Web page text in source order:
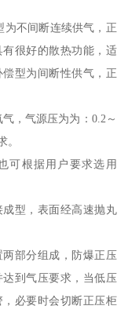
为不间断连续供气，正
很好的散热功能，适
型为间断性供气，正
，气源压为为：0.2～
。
可根据用户要求选用
型，表面经高速抛丸
部分组成，防爆正压
到气压要求，当低压
必要时会切断正压柜